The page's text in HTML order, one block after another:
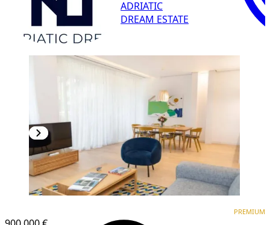
ADRIATIC
DREAM ESTATE
900,000 €
PREMIUM